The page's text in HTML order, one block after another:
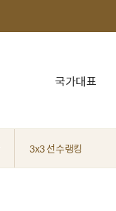
국가대표
3x3 선수랭킹